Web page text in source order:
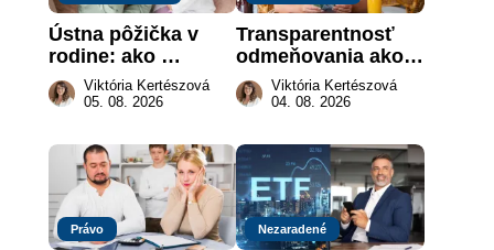
Ústna pôžička v
rodine: ako
vymôcť peniaze,
keď na papieri nie
Viktória Kertészová
05. 08. 2026
Transparentnosť
odmeňovania ako
právna povinnosť:
revolúcia na
práce
Viktória Kertészová
04. 08. 2026
Právo Nezaradené